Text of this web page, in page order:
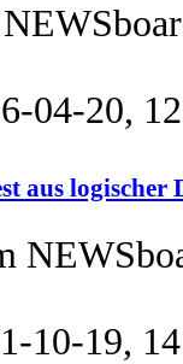
04-20,
aus
10-19,